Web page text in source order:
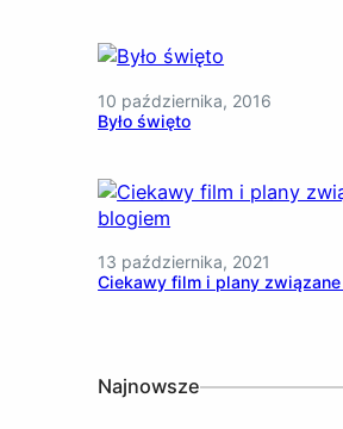
10 października, 2016
Było święto
13 października, 2021
Ciekawy film i plany
Najnowsze